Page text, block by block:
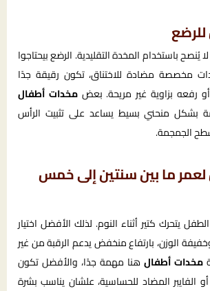
باستخدام المخدة التقليدية. الرضع بيحتاجوا
مخصصة مضادة للاختناق، تكون رقيقة جدًا
أو رفعه بزاوية غير مريحة. بعضمخدات أطفال
بشكل منحني بسيط يساعد على تثبيت الرأس
الجمجمة.
ما بين سنتين إلى خمس
يتحرك كتير أثناء النوم. لذلك الأفضل اختيار
الوزن، بارتفاع منخفض يدعم الرقبة من غير
مخدات أطفال هنا مهمة جدًا، والأفضل تكون
الفايبر المضاد للحساسية، علشان يناسب بشرة